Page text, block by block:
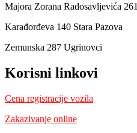
Majora Zorana Radosavljevića 261
Karađorđeva 140 Stara Pazova
Zemunska 287 Ugrinovci
Korisni linkovi
Cena registracije vozila
Zakazivanje online